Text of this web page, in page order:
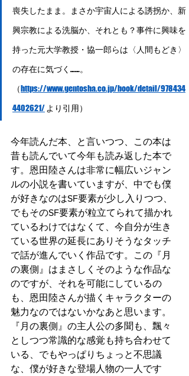
喪失したまま。まさか宇宙人による誘拐か、新
興宗教による洗脳か、それとも？事件に興味を
持った元大学教授・協一郎らは〈人間もどき〉
の存在に気づく……。
（https://www.gentosha.co.jp/book/detail/978434
4402621/ より引用）
今年読んだ本、と言いつつ、この本は
昔も読んでいて今年も読み返した本で
す。恩田陸さんは非常に幅広いジャン
ルの小説を書いていますが、中でも僕
が好きなのはSF要素が少し入りつつ、
でもそのSF要素が粒立てられて描かれ
ているわけではなくて、今自分が生き
ている世界の延長にありそうなタッチ
で話が進んでいく作品です。この『月
の裏側』はまさしくそのような作品な
のですが、それを可能にしているの
も、恩田陸さんが描くキャラクターの
魅力なのではないかなあと思います。
『月の裏側』の主人公の多聞も、飄々
としつつ常識的な感覚も持ち合わせて
いる、でもやっぱりちょっと不思議
な、僕が好きな登場人物の一人です